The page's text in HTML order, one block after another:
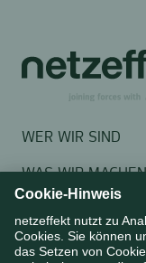
WER WIR SIND
WAS WIR MACHEN
STORIES